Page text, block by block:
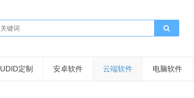
UDID定制 安卓软件 云端软件 电脑软件